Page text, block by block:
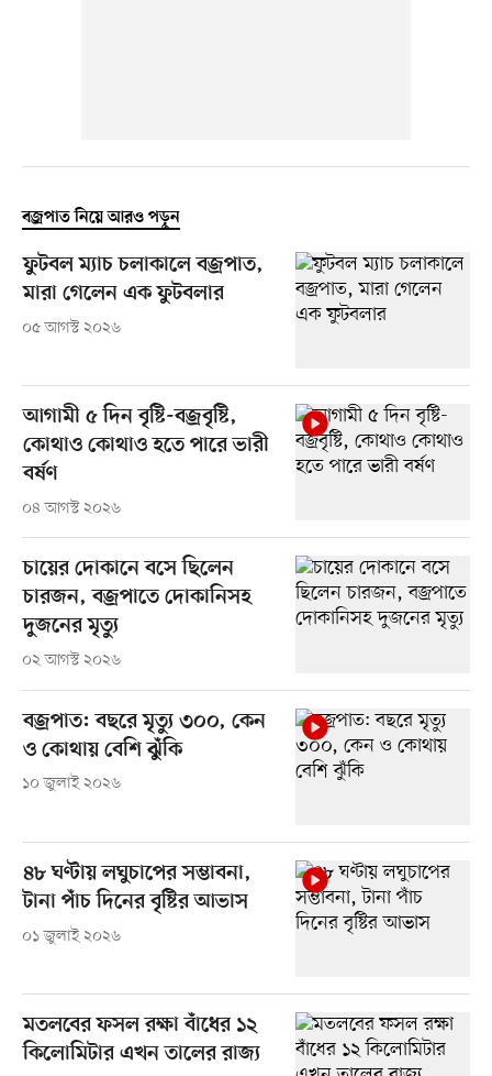
বজ্রপাত নিয়ে আরও পড়ুন
ফুটবল ম্যাচ চলাকালে বজ্রপাত,
মারা গেলেন এক ফুটবলার
০৫ আগস্ট ২০২৬
আগামী ৫ দিন বৃষ্টি-বজ্রবৃষ্টি,
কোথাও কোথাও হতে পারে ভারী
বর্ষণ
০৪ আগস্ট ২০২৬
চায়ের দোকানে বসে ছিলেন
চারজন, বজ্রপাতে দোকানিসহ
দুজনের মৃত্যু
০২ আগস্ট ২০২৬
বজ্রপাত: বছরে মৃত্যু ৩০০, কেন
ও কোথায় বেশি ঝুঁকি
১০ জুলাই ২০২৬
৪৮ ঘণ্টায় লঘুচাপের সম্ভাবনা,
টানা পাঁচ দিনের বৃষ্টির আভাস
০১ জুলাই ২০২৬
মতলবের ফসল রক্ষা বাঁধের ১২
কিলোমিটার এখন তালের রাজ্য